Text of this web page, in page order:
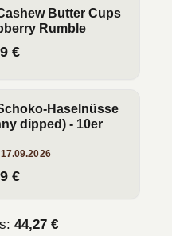
Butter Cups
Rumble
€
Haselnüsse
dipped) - 10er
€
44,27 €